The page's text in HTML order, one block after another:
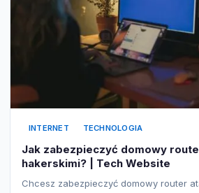
INTERNET TECHNOLOGIA
Jak zabezpieczyć domowy
hakerskimi? | Tech Website
Chcesz zabezpieczyć domowy router